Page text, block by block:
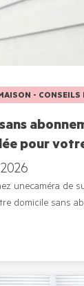
- CONSEILS
pour
unecaméra de
domicile sans